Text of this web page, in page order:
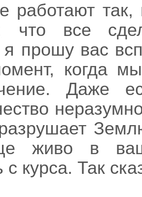
работают так,
что все
я прошу вас
когда
Даже
живо в
с курса. Так